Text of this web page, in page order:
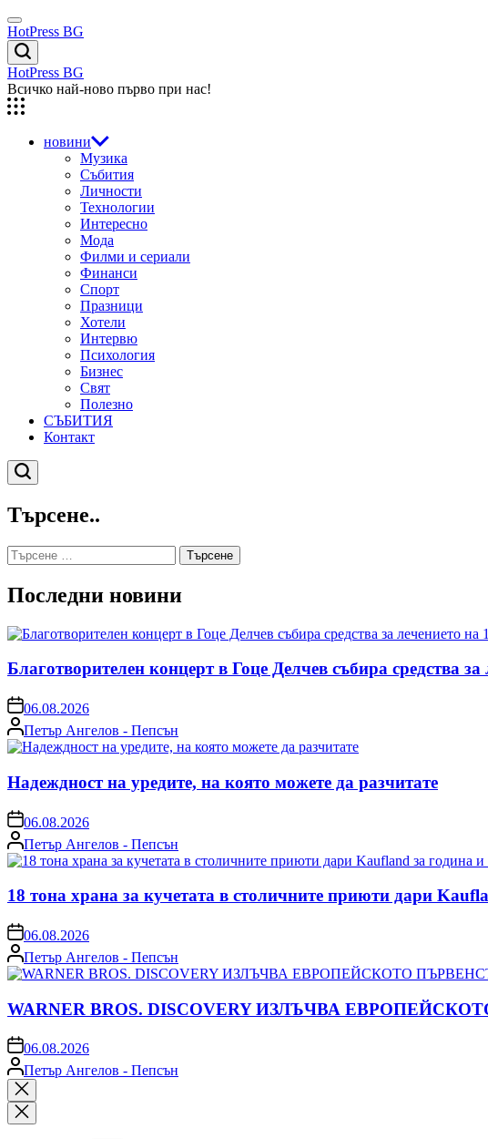
Skip
to
content
Menu
HotPress BG
Търсене
HotPress BG
Всичко най-ново първо при нас!
новини
Музика
Събития
Личности
Технологии
Интересно
Мода
Филми и сериали
Финанси
Спорт
Празници
Хотели
Интервю
Психология
Бизнес
Свят
Полезно
СЪБИТИЯ
Контакт
Търсене
Търсене..
Търсене
за:
Последни новини
Благотворителен концерт в Гоце Делчев събира средства
on06.08.2026
Posted
by
Петър Ангелов - Пепсън
Надеждност на уредите, на която можете да разчитате
on06.08.2026
Posted
by
Петър Ангелов - Пепсън
18 тона храна за кучетата в столичните приюти дари
on06.08.2026
Posted
by
Петър Ангелов - Пепсън
WARNER BROS. DISCOVERY ИЗЛЪЧВА
on06.08.2026
Posted
by
Петър Ангелов - Пепсън
Close
search